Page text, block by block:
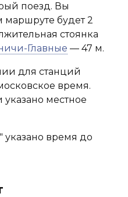
поезд. Вы
маршруте будет 2
стоянка
Главные — 47 м.
для станций
время.
местное
указано время до